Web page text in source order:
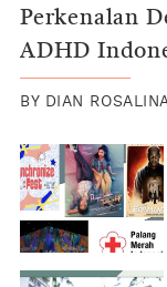
Perkenalan
ADHD
BY DIAN